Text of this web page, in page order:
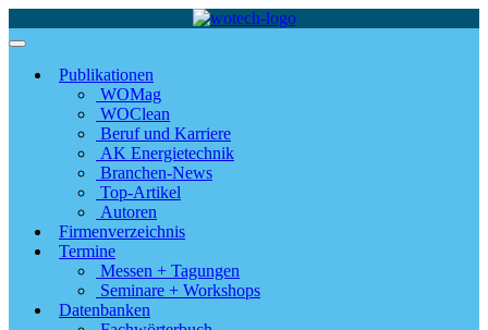
Publikationen
WOMag
WOClean
Beruf und Karriere
AK Energietechnik
Branchen-News
Top-Artikel
Autoren
Firmenverzeichnis
Termine
Messen + Tagungen
Seminare + Workshops
Datenbanken